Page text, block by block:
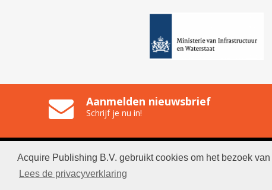
Acquire Publishing B.V. gebruikt cookies om het bezoek
Lees de privacyverklaring
Aanmelden nieuwsbrief
Schrijf je nu in!
© 2026